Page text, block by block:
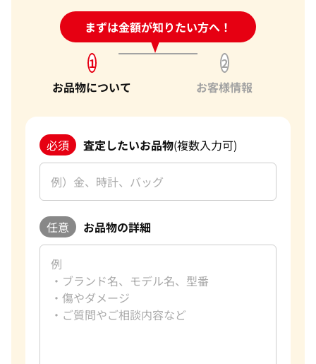
まずは金額が知りたい方へ！
24時間受付中!問い合わせフォーム
1
お品物について
2
お客様情報
必須 査定したいお品物(複数入力可)
任意 お品物の詳細